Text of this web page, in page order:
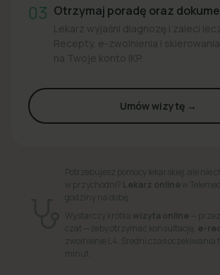
03 Otrzymaj poradę oraz
Lekarz wyjaśni diagnozę i zaleci
Recepty, e-zwolnienia i
na Twoje konto IKP.
Umów wizytę →
Potrzebujesz pomocy lekarskiej, ale nie
w przychodni? Lekarz online w
godziny na dobę.
Wystarczy krótka wizyta online —
czat — żeby otrzymać konsultację, e-
zwolnienie L4. Średni czas oczekiwania
minut.